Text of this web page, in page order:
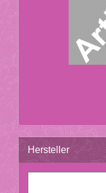
Hersteller